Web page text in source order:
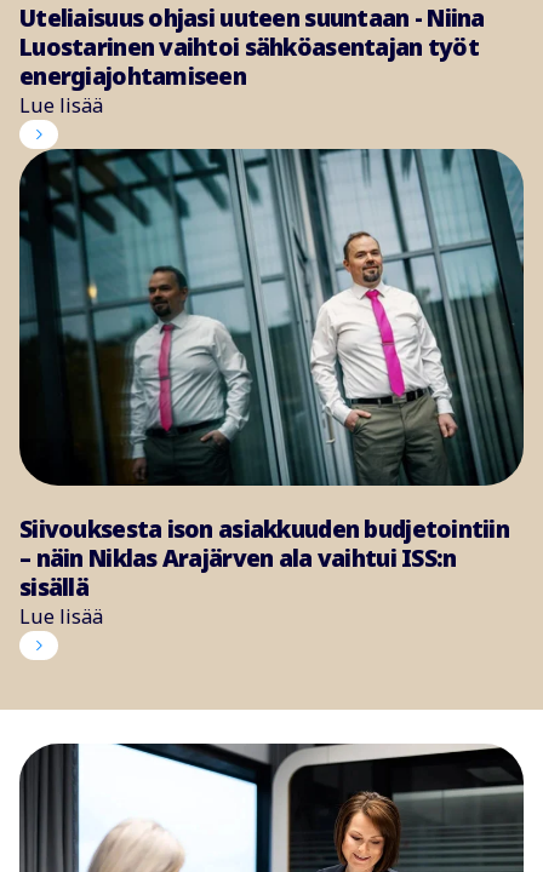
Uteliaisuus ohjasi uuteen suuntaan - Niina
Luostarinen vaihtoi sähköasentajan työt
energiajohtamiseen
Lue lisää
Siivouksesta ison asiakkuuden budjetointiin
– näin Niklas Arajärven ala vaihtui ISS:n
sisällä
Lue lisää